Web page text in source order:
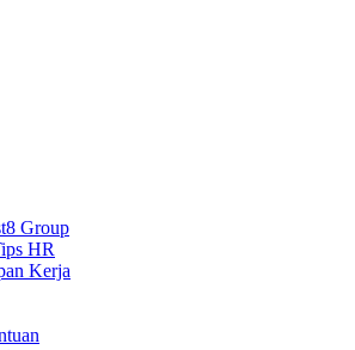
Group
HR
Kerja